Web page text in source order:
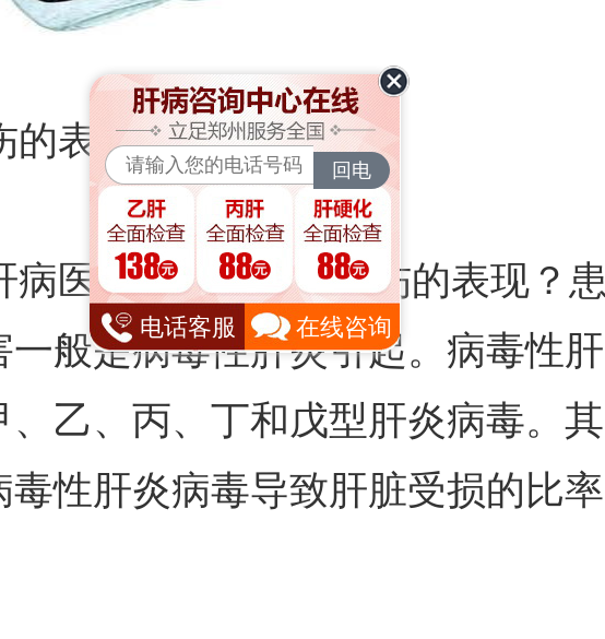
表现有哪些？
医院哪个好！肝损伤的表现？患
一般是病毒性肝炎引起。病毒性肝
、乙、丙、丁和戊型肝炎病毒。其
毒性肝炎病毒导致肝脏受损的比率
电话客服 在线咨询